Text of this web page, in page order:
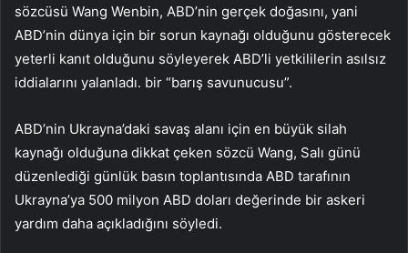
sözcüsü Wang Wenbin, ABD’nin gerçek doğasını, yani
ABD’nin dünya için bir sorun kaynağı olduğunu gösterecek
yeterli kanıt olduğunu söyleyerek ABD’li yetkililerin asılsız
iddialarını yalanladı. bir “barış savunucusu”.
ABD’nin Ukrayna’daki savaş alanı için en büyük silah
kaynağı olduğuna dikkat çeken sözcü Wang, Salı günü
düzenlediği günlük basın toplantısında ABD tarafının
Ukrayna’ya 500 milyon ABD doları değerinde bir askeri
yardım daha açıkladığını söyledi.